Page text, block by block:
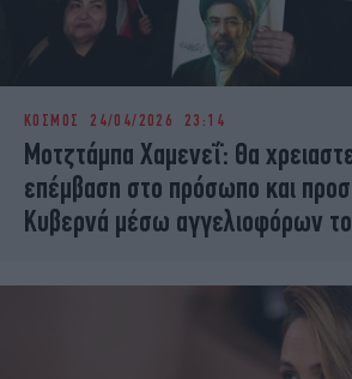
ΚΟΣΜΟΣ 24/04/2026 23:14
Μοτζτάμπα Χαμενεΐ: Θα
επέμβαση στο πρόσωπο και
Κυβερνά μέσω αγγελιοφόρων το